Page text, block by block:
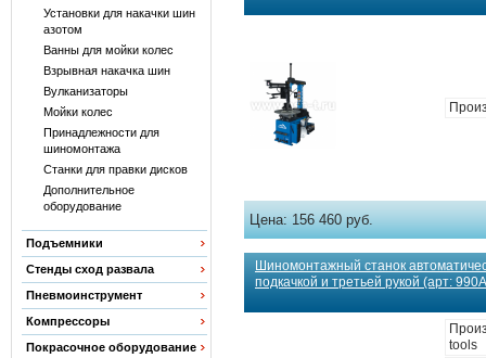
Установки для накачки шин
азотом
Ванны для мойки колес
Взрывная накачка шин
Вулканизаторы
Мойки колес
Принадлежности для
шиномонтажа
Станки для правки дисков
Дополнительное
оборудование
Подъемники
Стенды сход развала
Пневмоинструмент
Компрессоры
Покрасочное оборудование
Цена:156 460 руб.
Шиномонтажный станок
подкачкой и третьей рукой (арт:
tools